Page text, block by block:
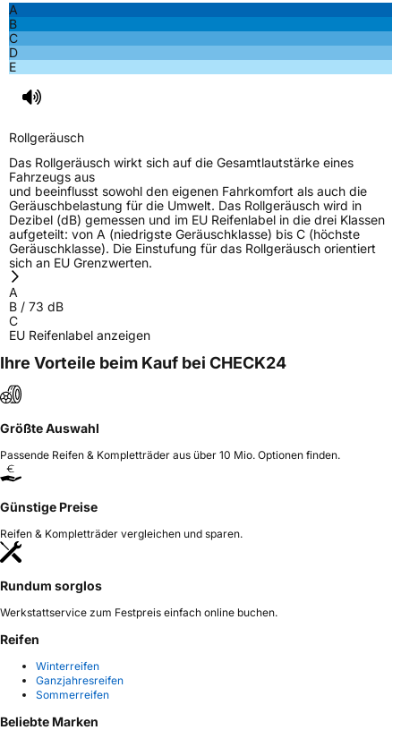
A
B
C
D
E
Rollgeräusch
Das Rollgeräusch wirkt sich auf die Gesamtlautstärke eines
Fahrzeugs aus
und beeinflusst sowohl den eigenen Fahrkomfort als auch die
Geräuschbelastung für die Umwelt. Das Rollgeräusch wird in
Dezibel (dB) gemessen und im EU Reifenlabel in die drei Klassen
aufgeteilt: von A (niedrigste Geräuschklasse) bis C (höchste
Geräuschklasse). Die Einstufung für das Rollgeräusch orientiert
sich an EU Grenzwerten.
A
B / 73 dB
C
EU Reifenlabel anzeigen
Ihre Vorteile beim Kauf bei CHECK24
Größte Auswahl
Passende Reifen & Kompletträder aus über 10 Mio. Optionen finden.
Günstige Preise
Reifen & Kompletträder vergleichen und sparen.
Rundum sorglos
Werkstattservice zum Festpreis einfach online buchen.
Reifen
Winterreifen
Ganzjahresreifen
Sommerreifen
Beliebte Marken